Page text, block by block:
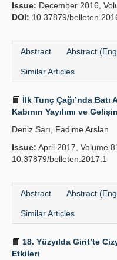
Issue: December 2016,
DOI: 10.37879/
Abstract Abstract
Similar Articles
İlk Tunç Çağı’nda Batı
Kabının Yayılımı ve
Deniz Sarı, Fadime Arslan
Issue: April 2017, Volume
10.37879/belleten.2017.1
Abstract Abstract
Similar Articles
18. Yüzyılda Girit’te
Etkileri